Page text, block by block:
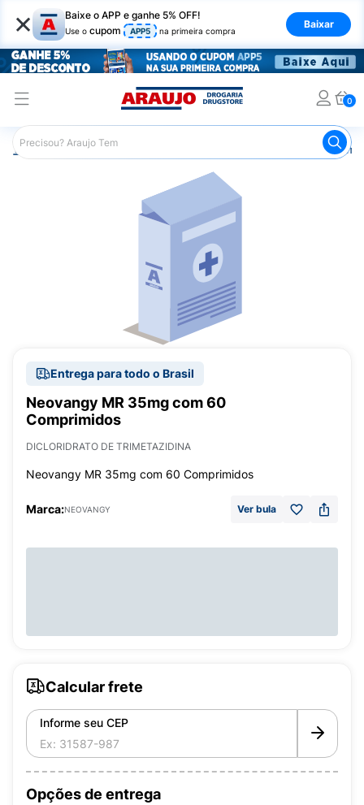
× Baixe o APP e ganhe 5% OFF!
Use o cupom APP5 na primeira compra
Baixar
0
Araujo Medicamentos
Entrega para todo o Brasil
Neovangy MR 35mg com 60
Comprimidos
DICLORIDRATO DE TRIMETAZIDINA
Neovangy MR 35mg com 60 Comprimidos
Marca:NEOVANGY Ver bula
Calcular frete
Informe seu CEP
Opções de entrega